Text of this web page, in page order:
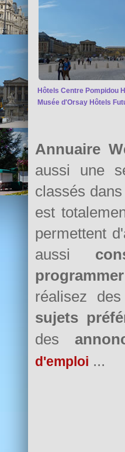
Hôtels Centre Pompidou
Musée d'Orsay Hôtels
Annuaire
aussi une
classés
est
permettent
aussi
réalisez des
sujets
des
d'emploi ...